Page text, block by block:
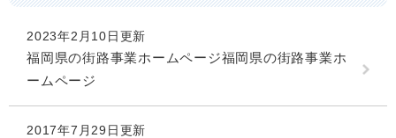
2023年2月10日更新
福岡県の街路事業ホームページ福岡県の街路事業ホ
ームページ
2017年7月29日更新